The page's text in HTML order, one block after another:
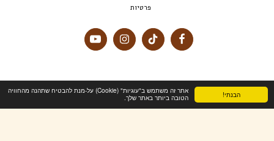
הבנתי!
אתר זה משתמש ב"עוגיות" (Cookie) על-מנת להבטיח שתהנה מהחוויה
הטובה ביותר באתר שלך.
פרטיות